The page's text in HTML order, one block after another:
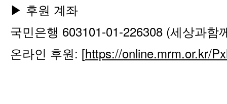
▶ 후원 계좌
국민은행 603101-01-226308 (세상과함
온라인 후원: [https://online.mrm.or.kr/